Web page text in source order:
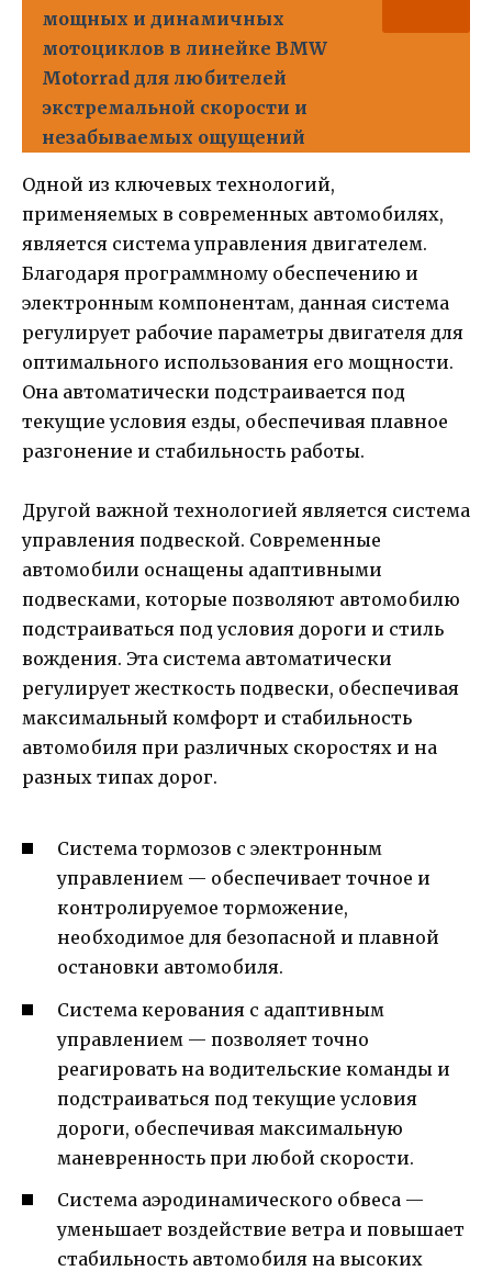
мощных и динамичных
мотоциклов в линейке BMW
Motorrad для любителей
экстремальной скорости и
незабываемых ощущений
Одной из ключевых технологий,
применяемых в современных автомобилях,
является система управления двигателем.
Благодаря программному обеспечению и
электронным компонентам, данная система
регулирует рабочие параметры двигателя для
оптимального использования его мощности.
Она автоматически подстраивается под
текущие условия езды, обеспечивая плавное
разгонение и стабильность работы.
Другой важной технологией является система
управления подвеской. Современные
автомобили оснащены адаптивными
подвесками, которые позволяют автомобилю
подстраиваться под условия дороги и стиль
вождения. Эта система автоматически
регулирует жесткость подвески, обеспечивая
максимальный комфорт и стабильность
автомобиля при различных скоростях и на
разных типах дорог.
Система тормозов с электронным
управлением — обеспечивает точное и
контролируемое торможение,
необходимое для безопасной и плавной
остановки автомобиля.
Система керования с адаптивным
управлением — позволяет точно
реагировать на водительские команды и
подстраиваться под текущие условия
дороги, обеспечивая максимальную
маневренность при любой скорости.
Система аэродинамического обвеса —
уменьшает воздействие ветра и повышает
стабильность автомобиля на высоких